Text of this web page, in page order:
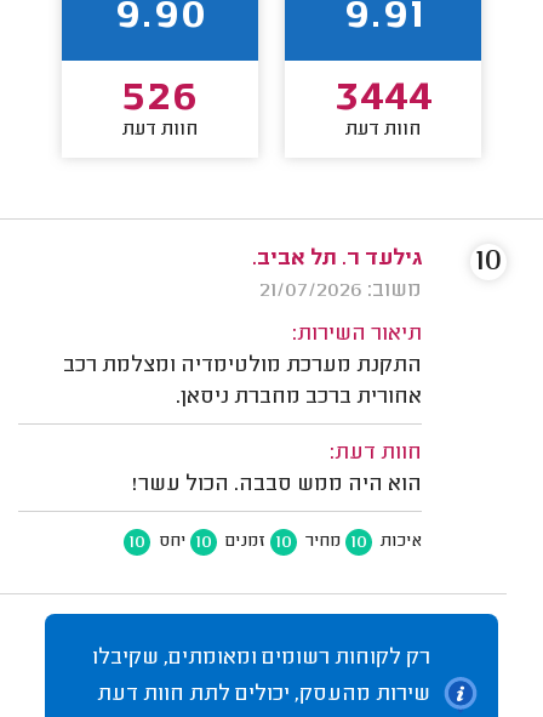
9.91
3444
חוות דעת
9.90
526
חוות דעת
גילעד ר. תל אביב.
משוב: 21/07/2026
תיאור השירות:
התקנת מערכת מולטימדיה ומצלמת רכב
אחורית ברכב מחברת ניסאן.
חוות דעת:
הוא היה ממש סבבה. הכול עשר!
איכות 10 מחיר 10 זמנים 10 יחס 10
10
רק לקוחות רשומים ומאומתים, שקיבלו
שירות מהעסק, יכולים לתת חוות דעת